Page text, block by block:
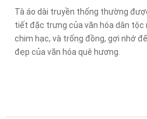
Tà áo dài truyền thống thường
tiết đặc trưng của văn hóa dân tộc
chim hạc, và trống đồng, gợi nhớ
đẹp của văn hóa quê hương.